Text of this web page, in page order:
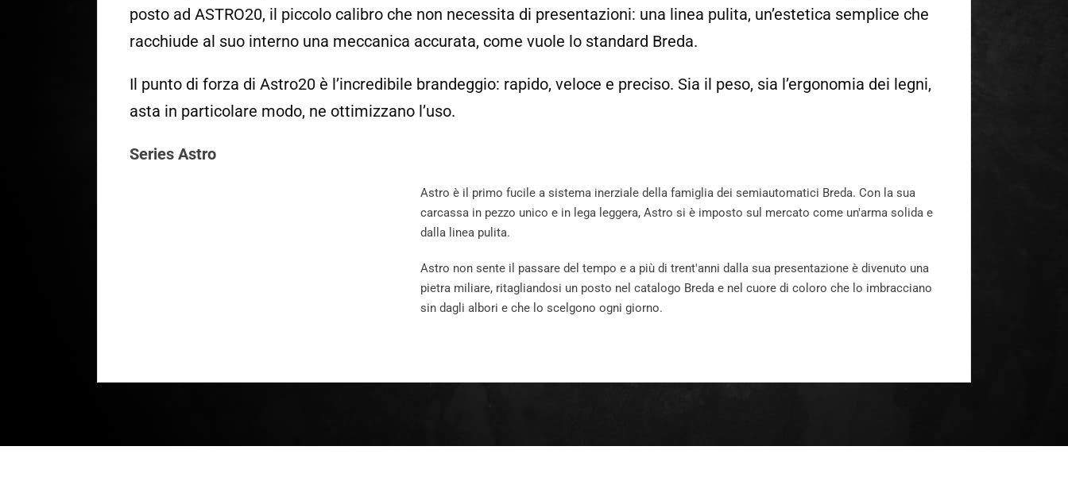
posto ad ASTRO20, il piccolo calibro che non necessita di presentazioni: una linea pulita, un’estetica semplice che
racchiude al suo interno una meccanica accurata, come vuole lo standard Breda.
Il punto di forza di Astro20 è l’incredibile brandeggio: rapido, veloce e preciso. Sia il peso, sia l’ergonomia dei legni,
asta in particolare modo, ne ottimizzano l’uso.
Series Astro
Astro è il primo fucile a sistema inerziale della famiglia dei semiautomatici Breda. Con la sua
carcassa in pezzo unico e in lega leggera, Astro si è imposto sul mercato come un'arma solida e
dalla linea pulita.
Astro non sente il passare del tempo e a più di trent'anni dalla sua presentazione è divenuto una
pietra miliare, ritagliandosi un posto nel catalogo Breda e nel cuore di coloro che lo imbracciano
sin dagli albori e che lo scelgono ogni giorno.